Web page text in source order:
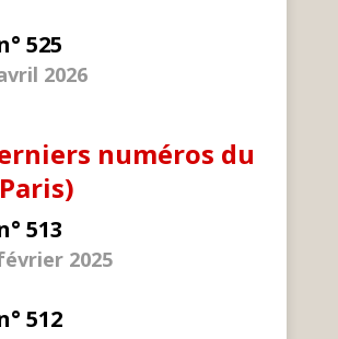
525
2026
numéros du
513
2025
512